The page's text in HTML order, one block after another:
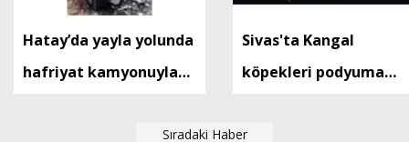
Hatay’da yayla yolunda
hafriyat kamyonuyla
Sivas'ta Kangal
köpekleri podyuma
Sıradaki Haber